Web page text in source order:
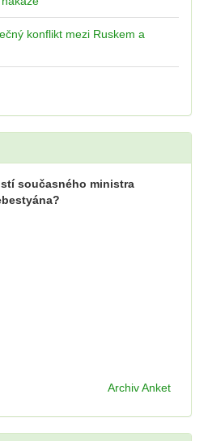
konflikt mezi Ruskem a
současného ministra
Archiv Anket